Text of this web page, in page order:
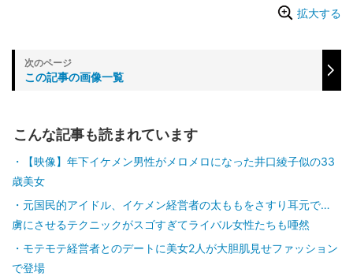
拡大する
この記事の画像一覧
こんな記事も読まれています
【映像】年下イケメン男性がメロメロになった井口綾子似の33
歳美女
元国民的アイドル、イケメン経営者の太ももをさすり耳元で…
虜にさせるテクニックがスゴすぎてライバル女性たちも唖然
モテモテ経営者とのデートに美女2人が大胆肌見せファッション
で登場